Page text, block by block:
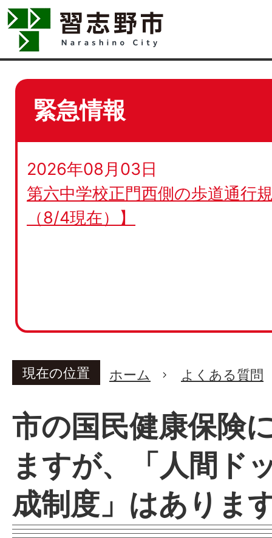
緊急情報
2026年08月03日
第六中学校正門西側の歩道通行
（8/4現在）】
現在の位置 ホーム よくある質問
市の国民健康保険
ますが、「人間ド
成制度」はありま